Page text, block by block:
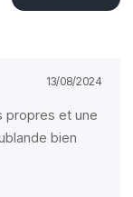
13/08/2024
propres et une
bien